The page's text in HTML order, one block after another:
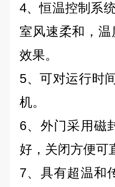
4、恒温控制系
室风速柔和，
效果。
5、可对运行时
机。
6、外门采用磁
好，关闭方便可
7、具有超温和